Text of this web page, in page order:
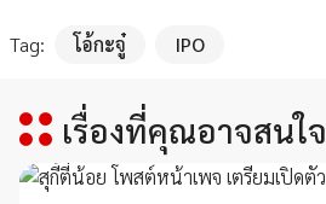
Tag: โอ้กะจู๋ IPO
เรื่องที่คุณอาจสนใจ